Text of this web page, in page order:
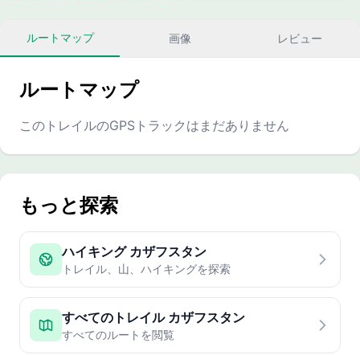
ルートマップ 画像 レビュー
ルートマップ
このトレイルのGPSトラックはまだありません
もっと探索
ハイキング カザフスタン
トレイル、山、ハイキングを探索
すべてのトレイル カザフスタン
すべてのルートを閲覧